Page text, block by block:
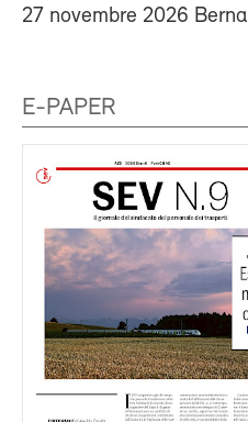
27 novembre 2026 Berna
E-PAPER